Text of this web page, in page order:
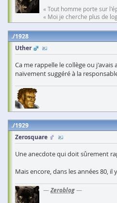
« Tout homme porte sur
« Moi je cherche plus de
1928
Uther
Ca me rappelle le collège ou
naïvement suggéré à la
1929
Zerosquare
Une anecdote qui doit sûrement
Mais encore, dans les années 80,
—Zeroblog—